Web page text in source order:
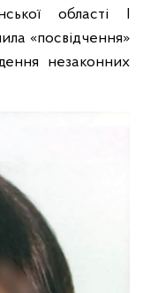
області І
«посвідчення»
незаконних